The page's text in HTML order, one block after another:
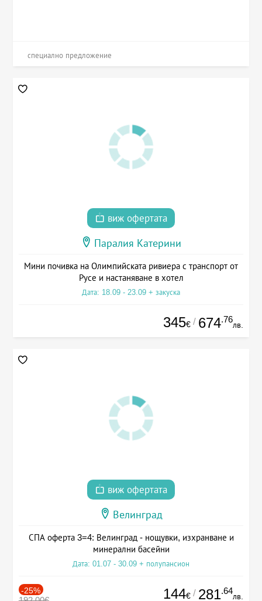
специално предложение
виж офертата
Паралия Катерини
Мини почивка на Олимпийската ривиера с транспорт от
Русе и настаняване в хотел
Дата: 18.09 - 23.09 + закуска
345€ / 674.76
лв.
виж офертата
Велинград
СПА оферта 3=4: Велинград - нощувки, изхранване и
минерални басейни
Дата: 01.07 - 30.09 + полупансион
-25% 144€ / 281.64
лв.